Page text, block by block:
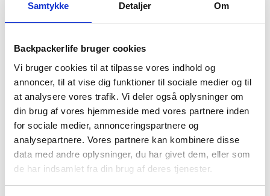
Samtykke Detaljer Om
Backpackerlife bruger cookies
Vi bruger cookies til at tilpasse vores indhold og
annoncer, til at vise dig funktioner til sociale medier og til
at analysere vores trafik. Vi deler også oplysninger om
din brug af vores hjemmeside med vores partnere inden
for sociale medier, annonceringspartnere og
analysepartnere. Vores partnere kan kombinere disse
data med andre oplysninger, du har givet dem, eller som
de har indsamlet fra din brug af deres tjenester.
BRAND
Et regnslag til rygsækbliver også kaldet et regnoverslag eller
raincover på engelsk. At have et regnslag er uden tvivl sin
vægt værd i guld, når man rejser og specielt, hvis du rejser en
smule udenfor sæson i Asien eller Sydamerika, hvor
regnsæsonen kan være sporadisk.
Et regnslag fra Gregory kan hjælpe dig med at holde din
vandrerygsæk og dens indhold tørt i dårligt vejr. Regnslaget
passer rygsække på 30 – 50 liter. Pga. den fleksible elastik
sidder den tæt og fast til enhver af disse størrelser.